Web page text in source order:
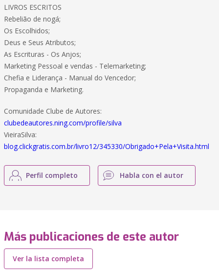
LIVROS ESCRITOS
Rebelião de nogá;
Os Escolhidos;
Deus e Seus Atributos;
As Escrituras - Os Anjos;
Marketing Pessoal e vendas - Telemarketing;
Chefia e Liderança - Manual do Vencedor;
Propaganda e Marketing.
Comunidade Clube de Autores:
clubedeautores.ning.com/profile/silva
VieiraSilva:
blog.clickgratis.com.br/livro12/345330/Obrigado+Pela+Visita.html
Perfil completo Habla con el autor
Más publicaciones de este autor
Ver la lista completa